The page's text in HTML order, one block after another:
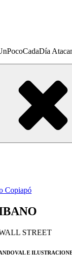
Copiapó
STREET
E